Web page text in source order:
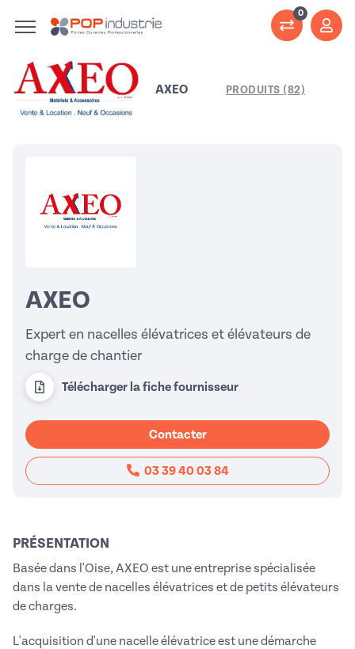
0
AXEO PRODUITS (82)
AXEO
Expert en nacelles élévatrices et élévateurs de
charge de chantier
Télécharger la fiche fournisseur
Contacter
03 39 40 03 84
PRÉSENTATION
Basée dans l'Oise, AXEO est une entreprise spécialisée
dans la vente de nacelles élévatrices et de petits élévateurs
de charges.
L'acquisition d'une nacelle élévatrice est une démarche